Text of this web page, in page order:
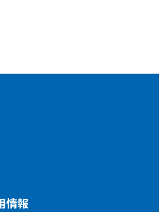
情報